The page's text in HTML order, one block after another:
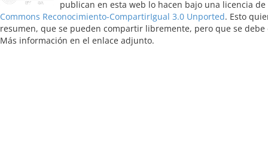
publican en esta web lo hacen bajo una licencia de
Commons Reconocimiento-CompartirIgual 3.0 Unported. Esto
resumen, que se pueden compartir libremente, pero que se
Más información en el enlace adjunto.